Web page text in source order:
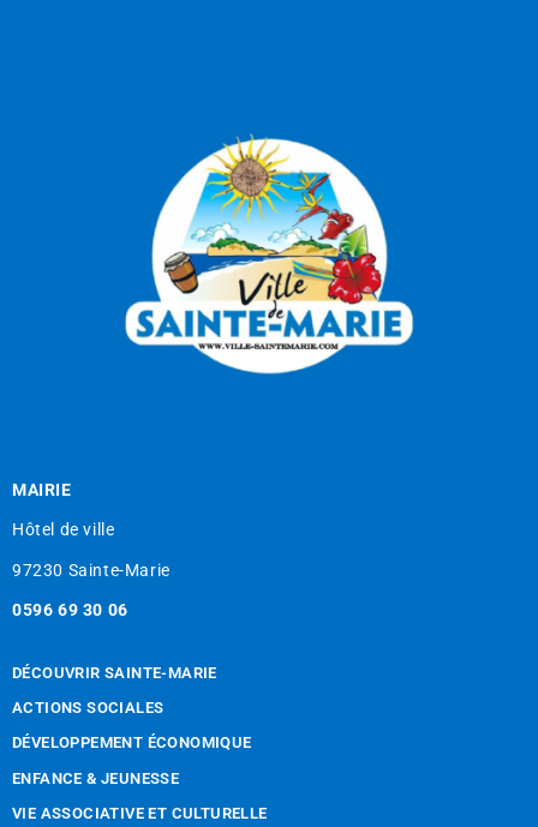
MAIRIE
Hôtel de ville
97230 Sainte-Marie
0596 69 30 06
DÉCOUVRIR SAINTE-MARIE
ACTIONS SOCIALES
DÉVELOPPEMENT ÉCONOMIQUE
ENFANCE & JEUNESSE
VIE ASSOCIATIVE ET CULTURELLE